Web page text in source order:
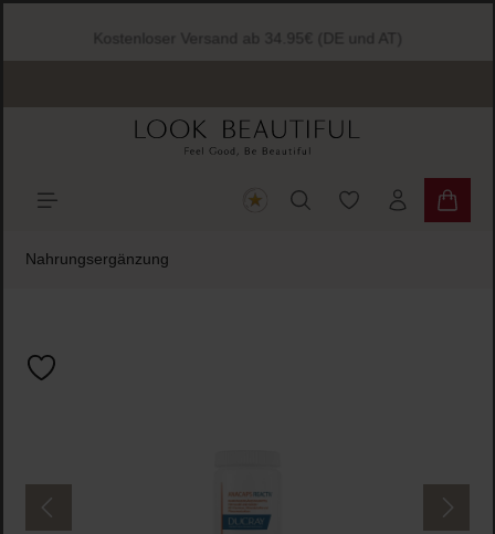
Kostenloser Versand ab 34.95€ (DE und AT)
Du hast 0
Nahrungsergänzung